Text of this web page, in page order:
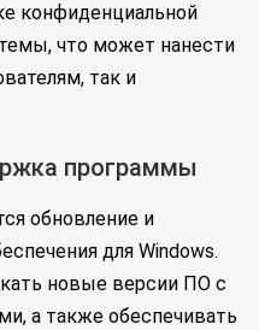
конфиденциальной
что может нанести
так и
программы
обновление и
для Windows.
новые версии ПО с
а также обеспечивать